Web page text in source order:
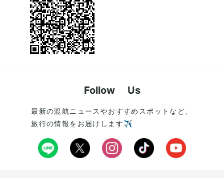
Follow Us
最新の渡航ニュースやおすすめスポットなど、
旅行の情報をお届けします✈️